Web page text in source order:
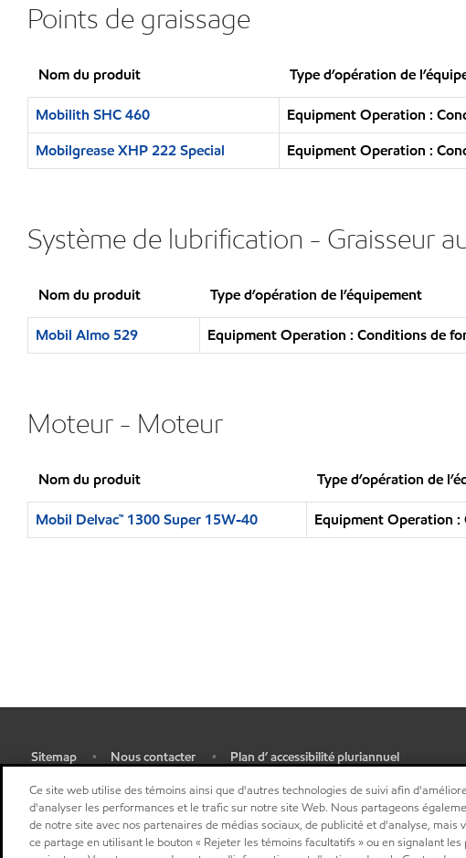
Points de graissage
Nom du produit Type d’opération de
Mobilith SHC 460
Equipment Operation :
Mobilgrease XHP 222 Special
Equipment Operation :
Système de lubrification - Graisseur
Nom du produit Type d’opération de l’équipement
Mobil Almo 529 Equipment Operation : Conditions de
Moteur - Moteur
Nom du produit Type d’opération de
Mobil Delvac™ 1300 Super 15W-40 Equipment Operation
Sitemap • Nous contacter •
Plan d’ accessibilité pluriannuel
Sélectionner une localisation
Ce site web utilise des témoins ainsi que d'autres technologies de suivi afin
d'analyser les performances et le trafic sur notre site Web. Nous partageons
de notre site avec nos partenaires de médias sociaux, de publicité et d'analyse, mais
ce partage en utilisant le bouton « Rejeter les témoins facultatifs » ou en signalant